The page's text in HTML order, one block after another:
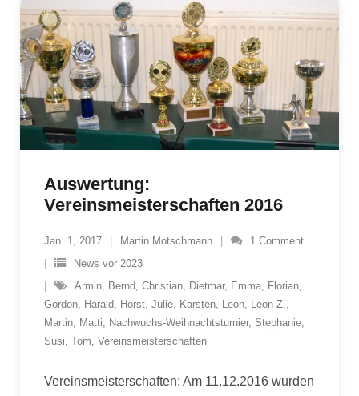
Auswertung:
Vereinsmeisterschaften 2016
Jan. 1, 2017 Martin Motschmann 1 Comment
News vor 2023
Armin, Bernd, Christian, Dietmar, Emma, Florian,
Gordon, Harald, Horst, Julie, Karsten, Leon, Leon Z.,
Martin, Matti, Nachwuchs-Weihnachtsturnier, Stephanie,
Susi, Tom, Vereinsmeisterschaften
Vereinsmeisterschaften: Am 11.12.2016 wurden